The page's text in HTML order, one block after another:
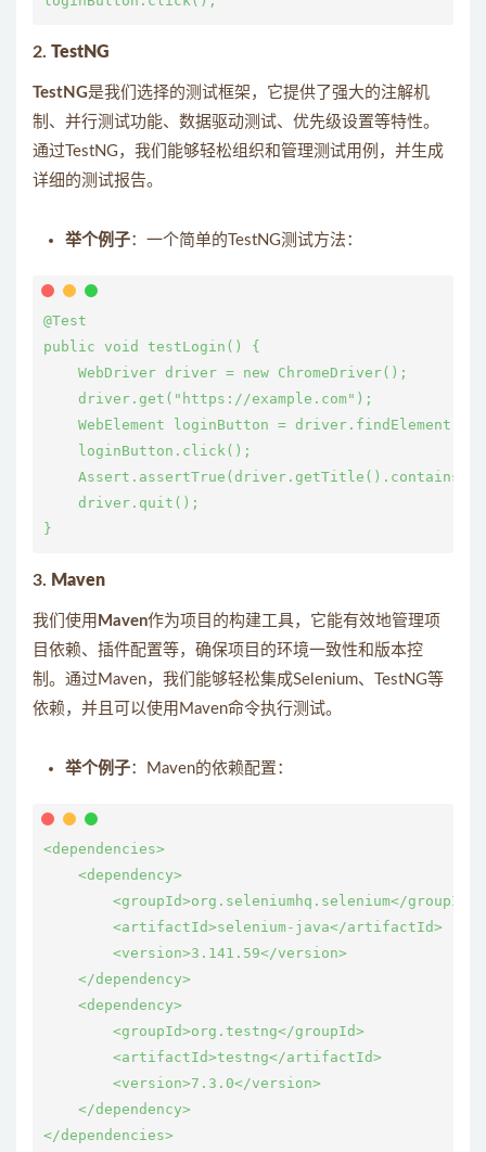
2. TestNG
TestNG是我们选择的测试框架，它提供了强大的注解机
制、并行测试功能、数据驱动测试、优先级设置等特性。
通过TestNG，我们能够轻松组织和管理测试用例，并生成
详细的测试报告。
举个例子：一个简单的TestNG测试方法：
@Test
public void testLogin() {
    WebDriver driver = new ChromeDriver();
    driver.get("https://example.com");
WebElement loginButton =
    loginButton.click();
    driver.quit();
3. Maven
我们使用 Maven作为项目的构建工具，它能有效地管理项
目依赖、插件配置等，确保项目的环境一致性和版本控
制。通过Maven，我们能够轻松集成Selenium、TestNG等
依赖，并且可以使用Maven命令执行测试。
举个例子：Maven的依赖配置：
<dependencies>
    <dependency>
        <groupId>org.seleniumhq.selenium</groupId>
        <artifactId>selenium-java</artifactId>
        <version>3.141.59</version>
    </dependency>
    <dependency>
        <groupId>org.testng</groupId>
        <artifactId>testng</artifactId>
        <version>7.3.0</version>
    </dependency>